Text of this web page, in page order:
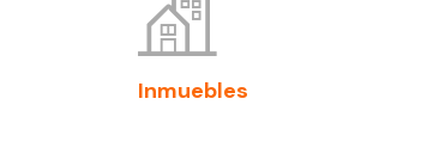
Inmuebles